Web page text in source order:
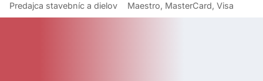
Predajca stavebníc a dielov Maestro, MasterCard, Visa